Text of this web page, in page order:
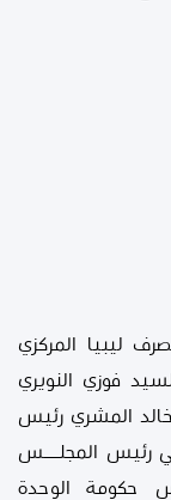
ليبيا المركزي
الأحد 2022/01/30 ، مع السيد فوزي النويري
المشري رئيس
رئيس المجلــــس
حكومة الوحدة